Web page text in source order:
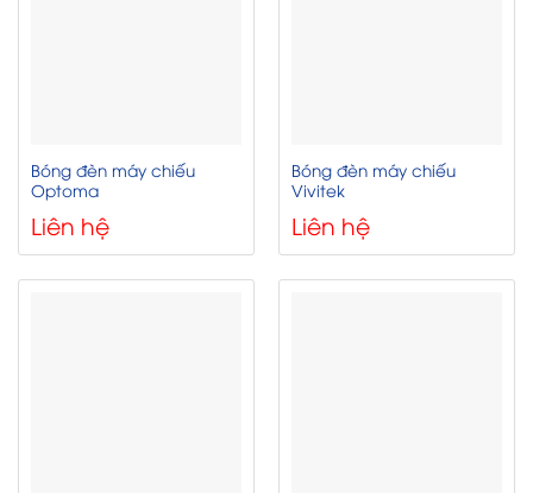
Bóng đèn máy chiếu
Optoma
Liên hệ
Bóng đèn máy chiếu
Vivitek
Liên hệ